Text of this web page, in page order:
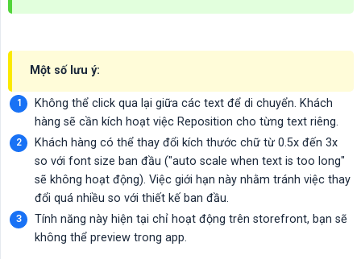
Một số lưu ý:
Không thể click qua lại giữa các text để di chuyển. Khách
hàng sẽ cần kích hoạt việc Reposition cho từng text riêng.
Khách hàng có thể thay đổi kích thước chữ từ 0.5x đến 3x
so với font size ban đầu ("auto scale when text is too long"
sẽ không hoạt động). Việc giới hạn này nhằm tránh việc thay
đổi quá nhiều so với thiết kế ban đầu.
Tính năng này hiện tại chỉ hoạt động trên storefront, bạn sẽ
không thể preview trong app.